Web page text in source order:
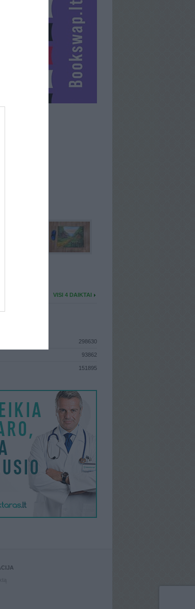
VISI 4 DAIKTAI
298630
93862
151895